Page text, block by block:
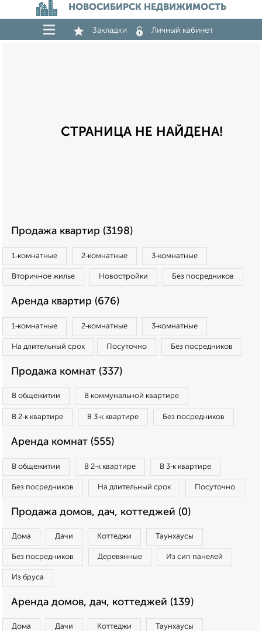
НОВОСИБИРСК НЕДВИЖИМОСТЬ
Закладки Личный кабинет
СТРАНИЦА НЕ НАЙДЕНА!
Продажа квартир (3198)
1‑комнатные 2‑комнатные 3‑комнатные
Вторичное жилье Новостройки Без посредников
Аренда квартир (676)
1‑комнатные 2‑комнатные 3‑комнатные
На длительный срок Посуточно Без посредников
Продажа комнат (337)
В общежитии В коммунальной квартире
В 2‑к квартире В 3‑к квартире Без посредников
Аренда комнат (555)
В общежитии В 2‑к квартире В 3‑к квартире
Без посредников На длительный срок Посуточно
Продажа домов, дач, коттеджей (0)
Дома Дачи Коттеджи Таунхаусы
Без посредников Деревянные Из сип панелей
Из бруса
Аренда домов, дач, коттеджей (139)
Дома Дачи Коттеджи Таунхаусы